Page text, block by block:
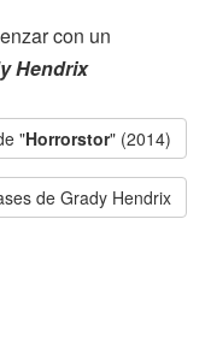
con un
Hendrix
"Horrorstor" (2014)
de Grady Hendrix